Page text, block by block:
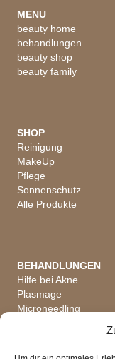
MENU
beauty home
behandlungen
beauty shop
beauty family
SHOP
Reinigung
MakeUp
Pflege
Sonnenschutz
Alle Produkte
BEHANDLUNGEN
Hilfe bei Akne
Plasmage
Microneedling